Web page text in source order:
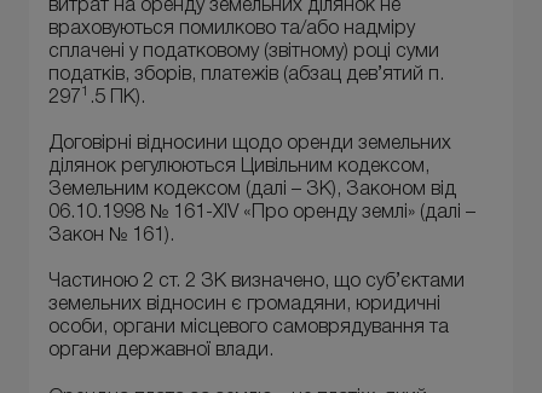
витрат на оренду земельних ділянок не
враховуються помилково та/або надміру
сплачені у податковому (звітному) році суми
податків, зборів, платежів (абзац дев’ятий п.
297 1 .5 ПК).
Договірні відносини щодо оренди земельних
ділянок регулюються Цивільним кодексом,
Земельним кодексом (далі – ЗК), Законом від
06.10.1998 № 161-XIV «Про оренду землі» (далі –
Закон № 161).
Частиною 2 ст. 2 ЗК визначено, що суб’єктами
земельних відносин є громадяни, юридичні
особи, органи місцевого самоврядування та
органи державної влади.